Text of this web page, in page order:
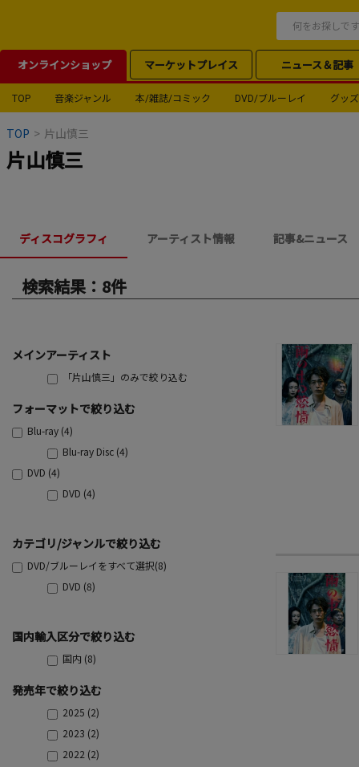
オンラインショップ マーケットプレイス ニュース＆記事
TOP 音楽ジャンル 本/雑誌/コミック DVD/ブルーレイ グッズ
TOP > 片山慎三
片山慎三
ディスコグラフィ アーティスト情報 記事&ニュース
検索結果：8件
メインアーティスト
「片山慎三」のみで絞り込む
フォーマットで絞り込む
Blu-ray (4)
Blu-ray Disc (4)
DVD (4)
DVD (4)
カテゴリ/ジャンルで絞り込む
DVD/ブルーレイをすべて選択(8)
DVD (8)
国内輸入区分で絞り込む
国内 (8)
発売年で絞り込む
2025 (2)
2023 (2)
2022 (2)